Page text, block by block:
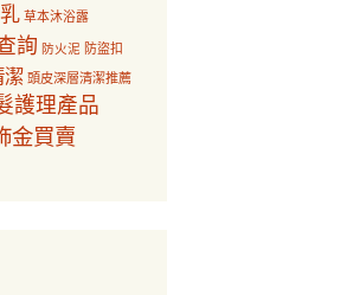
草本沐浴露
詢 防火泥 防盜扣
潔 頭皮深層清潔推薦
護理產品
金買賣